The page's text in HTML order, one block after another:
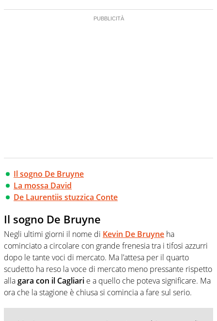
Il sogno De Bruyne
La mossa David
De Laurentiis stuzzica Conte
Il sogno De Bruyne
Negli ultimi giorni il nome di Kevin De Bruyne ha
cominciato a circolare con grande frenesia tra i tifosi azzurri
dopo le tante voci di mercato. Ma l’attesa per il quarto
scudetto ha reso la voce di mercato meno pressante rispetto
allagara con il Cagliari e a quello che poteva significare. Ma
ora che la stagione è chiusa si comincia a fare sul serio.